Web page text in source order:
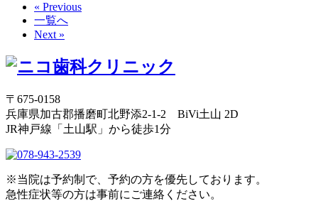
« Previous
一覧へ
Next »
〒675-0158
兵庫県加古郡播磨町北野添2-1-2 BiVi土山 2D
JR神戸線「土山駅」から徒歩1分
※当院は予約制で、予約の方を優先しております。
急性症状等の方は事前にご連絡ください。